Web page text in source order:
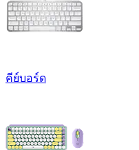
คีย์บอร์ด